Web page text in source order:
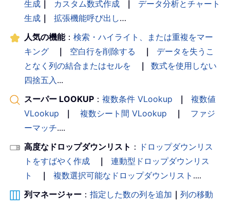
生成 ｜ カスタム数式作成 ｜
データ分析とチャート
生成 ｜ 拡張機能呼び出し…
人気の機能： 検索・ハイライト、または重複をマー
キング
｜ 空白行を削除する ｜
データを失うこ
となく列の結合またはセルを
｜
数式を使用しない
四捨五入...
スーパー LOOKUP ： 複数条件 VLookup ｜
複数値
VLookup
｜ 複数シート間 VLookup ｜
ファジ
ーマッチ....
高度なドロップダウンリスト ： ドロップダウンリス
トをすばやく作成
｜
連動型ドロップダウンリス
ト
｜ 複数選択可能なドロップダウンリスト ....
列マネージャー ： 指定した数の列を追加 ｜ 列の移動